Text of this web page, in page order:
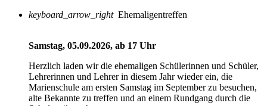
keyboard_arrow_right Ehemaligentreffen
Samstag, 05.09.2026, ab 17 Uhr
Herzlich laden wir die ehemaligen Schülerinnen und Schüler,
Lehrerinnen und Lehrer in diesem Jahr wieder ein, die
Marienschule am ersten Samstag im September zu besuchen,
alte Bekannte zu treffen und an einem Rundgang durch die